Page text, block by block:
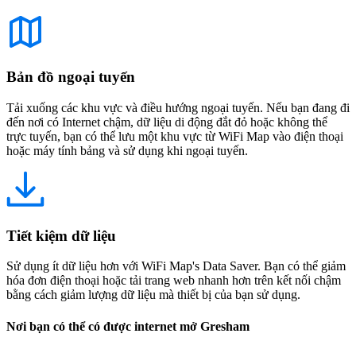
Bản đồ ngoại tuyến
Tải xuống các khu vực và điều hướng ngoại tuyến. Nếu bạn đang đi
đến nơi có Internet chậm, dữ liệu di động đắt đỏ hoặc không thể
trực tuyến, bạn có thể lưu một khu vực từ WiFi Map vào điện thoại
hoặc máy tính bảng và sử dụng khi ngoại tuyến.
Tiết kiệm dữ liệu
Sử dụng ít dữ liệu hơn với WiFi Map's Data Saver. Bạn có thể giảm
hóa đơn điện thoại hoặc tải trang web nhanh hơn trên kết nối chậm
bằng cách giảm lượng dữ liệu mà thiết bị của bạn sử dụng.
Nơi bạn có thể có được internet mở Gresham